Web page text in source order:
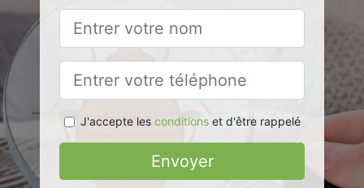
J'accepte les conditionset d'être rappelé
Envoyer